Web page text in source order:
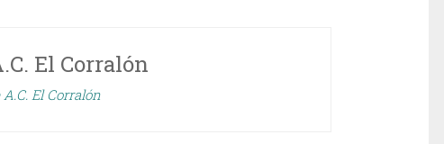
El Corralón
El Corralón